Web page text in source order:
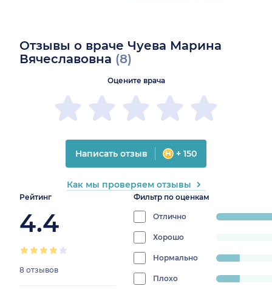
Отзывы о враче Чуева Марина
Вячеславовна (8)
Рейтинг
4.4
8 отзывов
Фильтр по оценкам
Отлично
progress:
75%
Хорошо
0%
Нормально
12.5%
Плохо
Оцените врача
Написать отзыв + 150
Как мы проверяем отзывы